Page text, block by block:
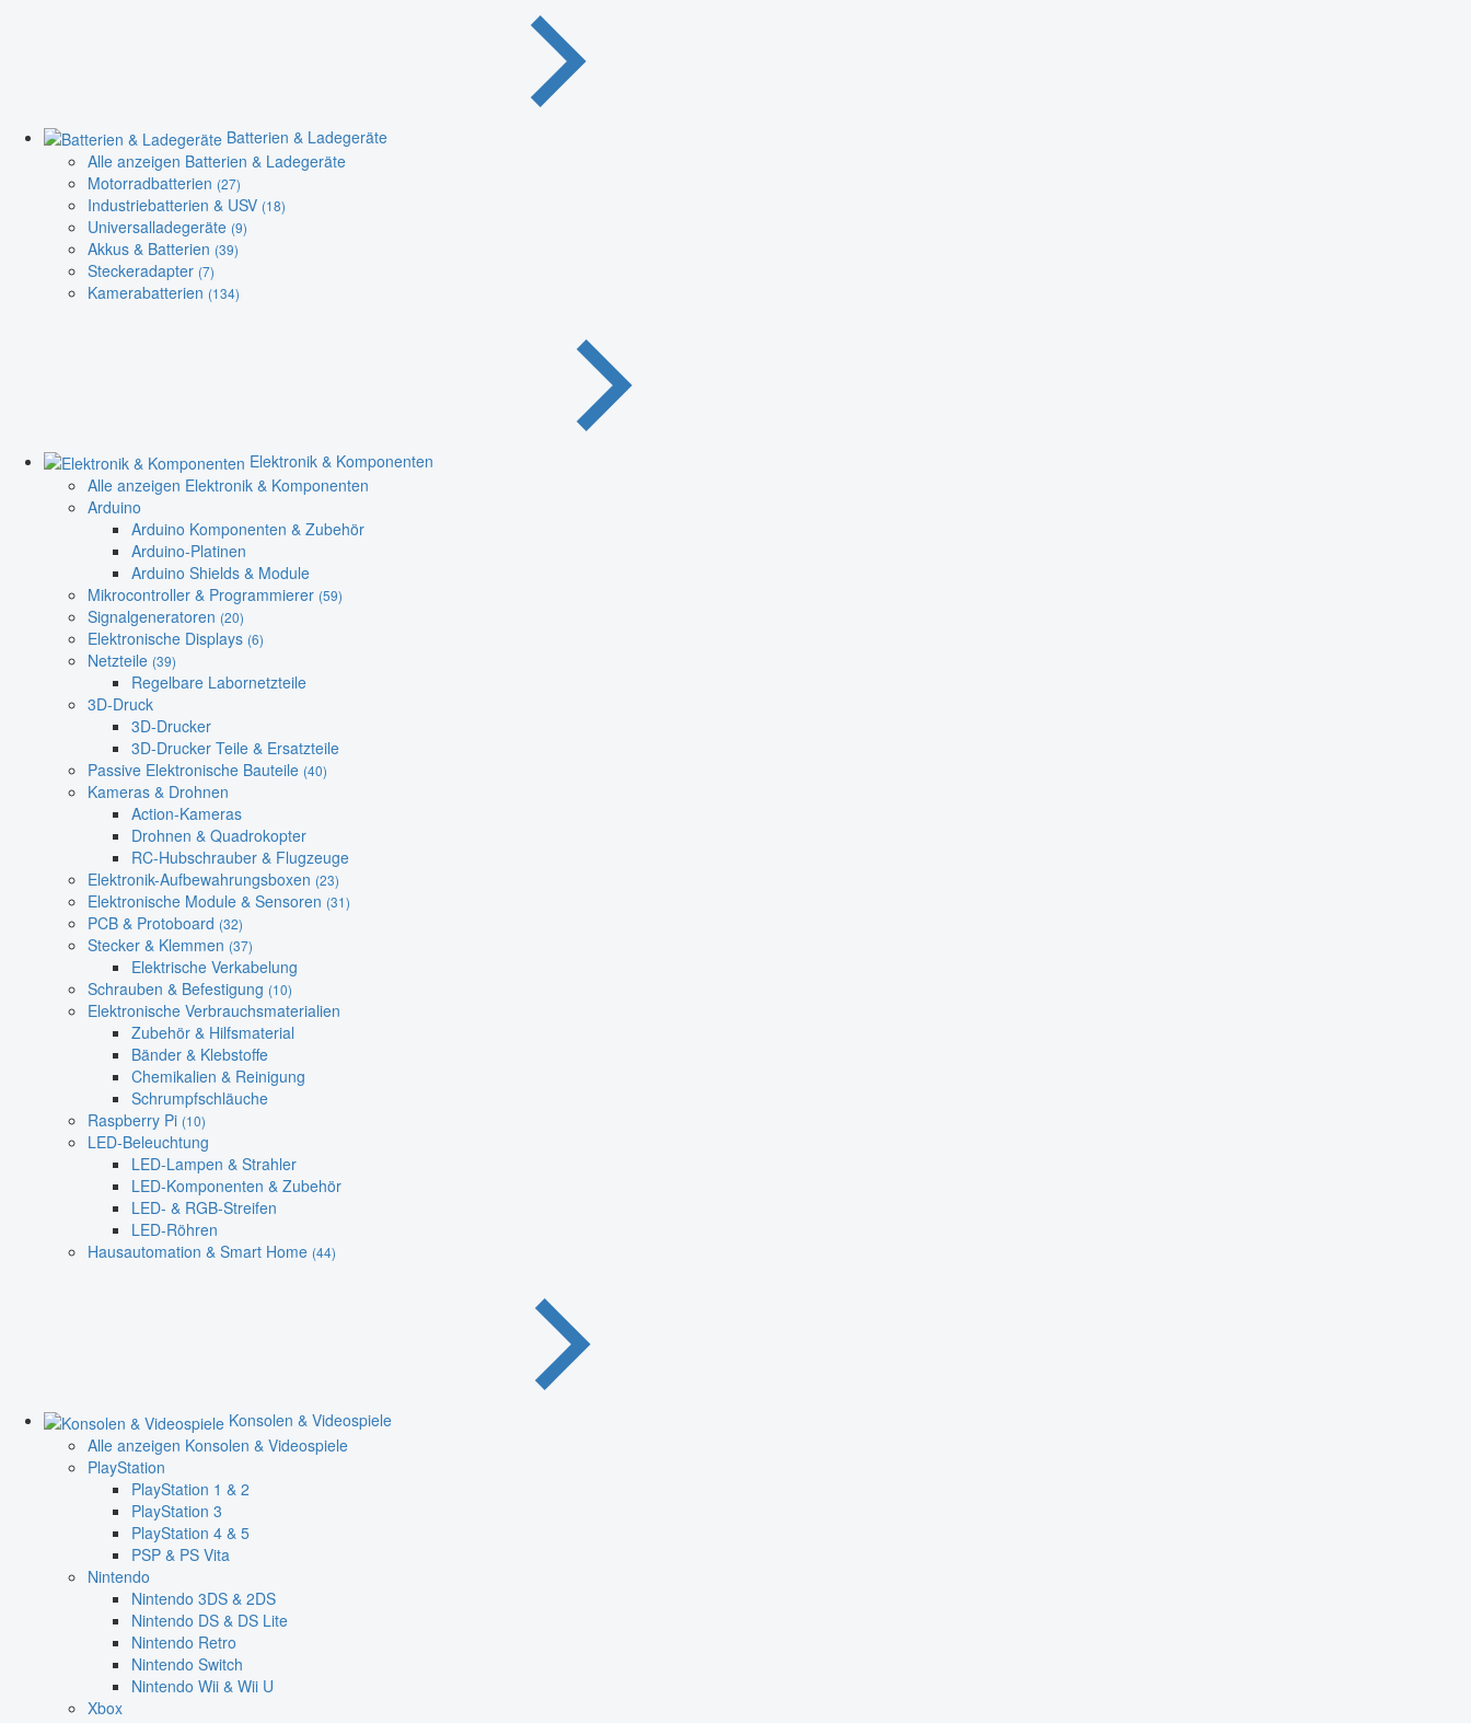
Batterien & Ladegeräte
Alle anzeigen Batterien & Ladegeräte
Motorradbatterien (27)
Industriebatterien & USV (18)
Universalladegeräte (9)
Akkus & Batterien (39)
Steckeradapter (7)
Kamerabatterien (134)
Elektronik & Komponenten
Alle anzeigen Elektronik & Komponenten
Arduino
Arduino Komponenten & Zubehör
Arduino-Platinen
Arduino Shields & Module
Mikrocontroller & Programmierer (59)
Signalgeneratoren (20)
Elektronische Displays (6)
Netzteile (39)
Regelbare Labornetzteile
3D-Druck
3D-Drucker
3D-Drucker Teile & Ersatzteile
Passive Elektronische Bauteile (40)
Kameras & Drohnen
Action-Kameras
Drohnen & Quadrokopter
RC-Hubschrauber & Flugzeuge
Elektronik-Aufbewahrungsboxen (23)
Elektronische Module & Sensoren (31)
PCB & Protoboard (32)
Stecker & Klemmen (37)
Elektrische Verkabelung
Schrauben & Befestigung (10)
Elektronische Verbrauchsmaterialien
Zubehör & Hilfsmaterial
Bänder & Klebstoffe
Chemikalien & Reinigung
Schrumpfschläuche
Raspberry Pi (10)
LED-Beleuchtung
LED-Lampen & Strahler
LED-Komponenten & Zubehör
LED- & RGB-Streifen
LED-Röhren
Hausautomation & Smart Home (44)
Konsolen & Videospiele
Alle anzeigen Konsolen & Videospiele
PlayStation
PlayStation 1 & 2
PlayStation 3
PlayStation 4 & 5
PSP & PS Vita
Nintendo
Nintendo 3DS & 2DS
Nintendo DS & DS Lite
Nintendo Retro
Nintendo Switch
Nintendo Wii & Wii U
Xbox